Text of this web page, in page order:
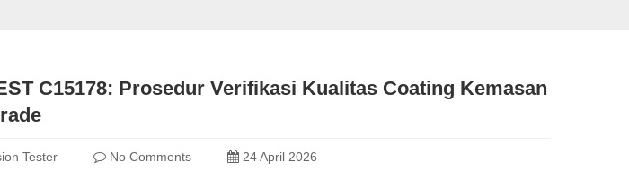
C15178: Prosedur Verifikasi Kualitas Coating Kemasan
Tester No Comments 24 April 2026